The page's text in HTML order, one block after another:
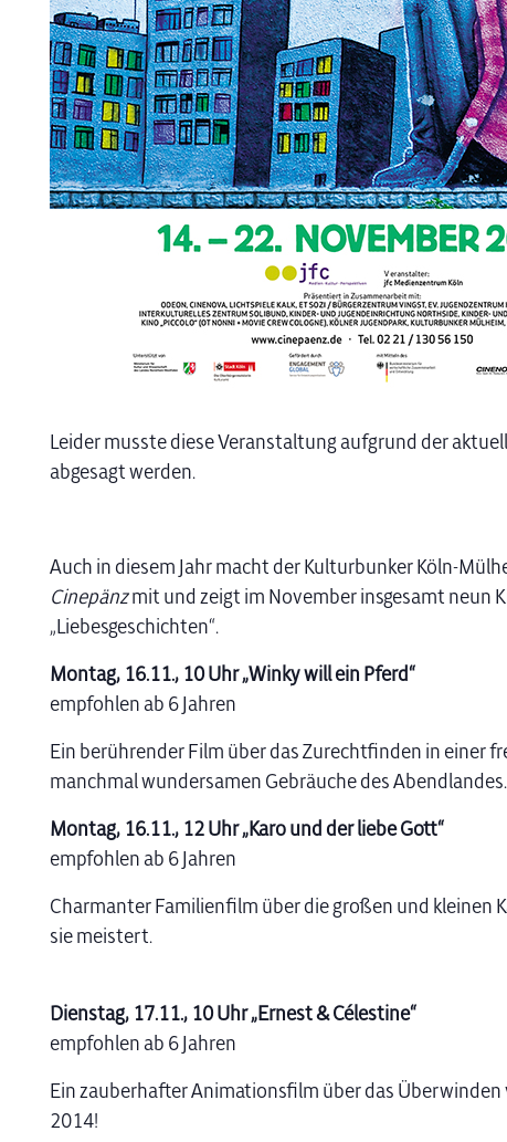
Leider musste diese Veranstaltung aufgrund der
abgesagt werden.
Auch in diesem Jahr macht der Kulturbunker Köln-
Cinepänzmit und zeigt im November insgesamt neun
„Liebesgeschichten“.
Montag, 16.11., 10 Uhr „Winky will ein Pferd“
empfohlen ab 6 Jahren
Ein berührender Film über das Zurechtfinden in einer
manchmal wundersamen Gebräuche des Abendlandes.
Montag, 16.11., 12 Uhr „Karo und der liebe Gott“
empfohlen ab 6 Jahren
Charmanter Familienfilm über die großen und kleinen
sie meistert.
Dienstag, 17.11., 10 Uhr „Ernest & Célestine“
empfohlen ab 6 Jahren
Ein zauberhafter Animationsfilm über das
2014!